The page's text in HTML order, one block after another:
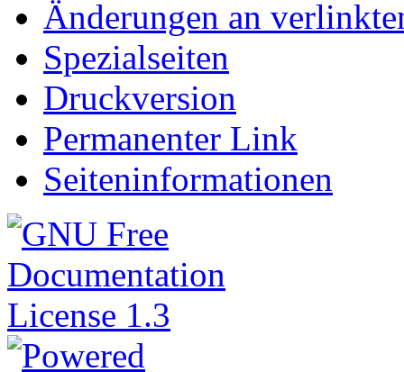
Änderungen an
Spezialseiten
Druckversion
Permanenter Link
Seiteninformationen